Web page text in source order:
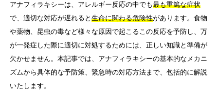
アナフィラキシーは、アレルギー反応の中でも最も重篤な症状
で、適切な対応が遅れると生命に関わる危険性があります。食物
や薬物、昆虫の毒など様々な原因で起こるこの反応を予防し、万
が一発症した際に適切に対処するためには、正しい知識と準備が
欠かせません。本記事では、アナフィラキシーの基本的なメカニ
ズムから具体的な予防策、緊急時の対応方法まで、包括的に解説
いたします。